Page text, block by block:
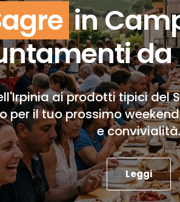
in
da
ai prodotti tipici del
per il tuo prossimo
e convivialità.
Leggi